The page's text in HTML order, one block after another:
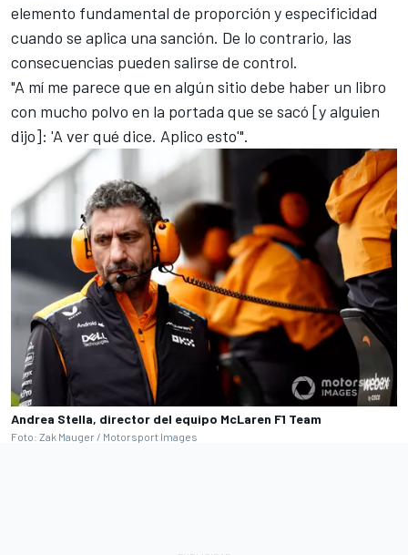
elemento fundamental de proporción y especificidad
cuando se aplica una sanción. De lo contrario, las
consecuencias pueden salirse de control.
"A mí me parece que en algún sitio debe haber un libro
con mucho polvo en la portada que se sacó [y alguien
dijo]: 'A ver qué dice. Aplico esto'".
Andrea Stella, director del equipo McLaren F1 Team
Foto: Zak Mauger / Motorsport Images